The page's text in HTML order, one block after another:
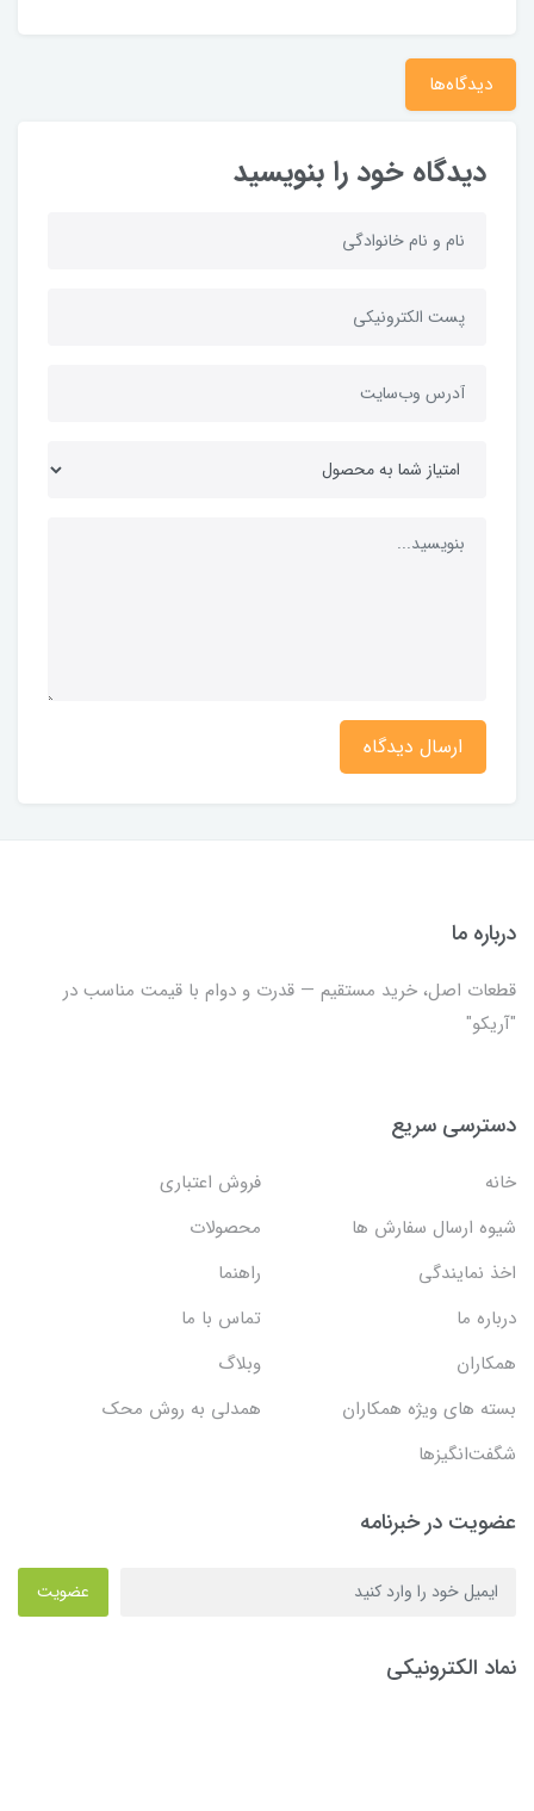
دیدگاه‌ها
دیدگاه خود را بنویسید
ارسال دیدگاه
درباره ما
قطعات اصل، خرید مستقیم — قدرت و دوام با قیمت مناسب در
"آریکو"
دسترسی سریع
خانه
فروش اعتباری
شیوه ارسال سفارش ها
محصولات
اخذ نمایندگی
راهنما
درباره ما
تماس با ما
همکاران
وبلاگ
بسته های ویژه همکاران
همدلی به روش محک
شگفت‌انگیزها
عضویت در خبرنامه
عضویت
نماد الکترونیکی